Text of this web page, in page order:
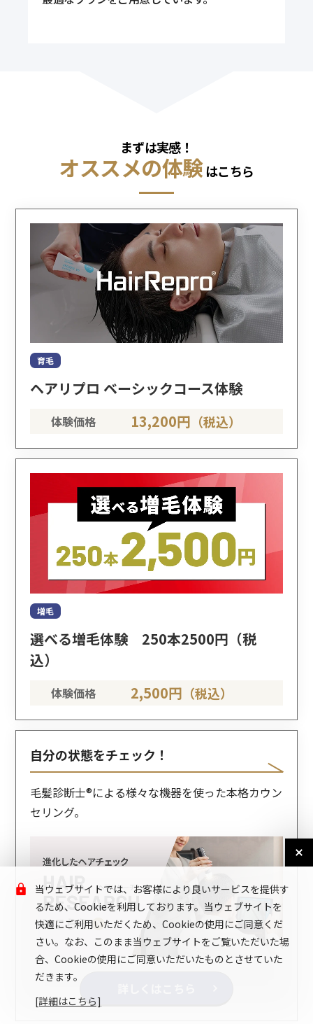
まずは実感！
オススメの体験はこちら
育毛
ヘアリプロ ベーシックコース体験
体験価格 13,200円 （税込）
増毛
選べる増毛体験 250本2500円（税
込）
体験価格 2,500円 （税込）
自分の状態をチェック！
毛髪診断士®による様々な機器を使った本格カウン
セリング。
当ウェブサイトでは、お客様により良いサービスを提供す
るため、Cookieを利用しております。当ウェブサイトを
快適にご利用いただくため、Cookieの使用にご同意くだ
さい。なお、このまま当ウェブサイトをご覧いただいた場
合、Cookieの使用にご同意いただいたものとさせていた
だきます。
[詳細はこちら]